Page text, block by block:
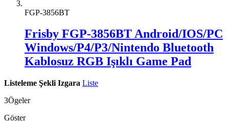
FGP-3856BT
Frisby FGP-3856BT Android/IOS/PC
Windows/P4/P3/Nintendo Bluetooth
Kablosuz RGB Işıklı Game Pad
Listeleme Şekli Izgara Liste
3Ögeler
Göster